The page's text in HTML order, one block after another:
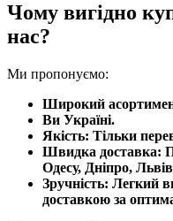
Чому вигідно
нас?
Ми пропонуємо:
Широкий
Ви Україні.
Якість: Тільки
Швидка доставка:
Одесу, Дніпро,
Зручність: Легкий
доставкою за